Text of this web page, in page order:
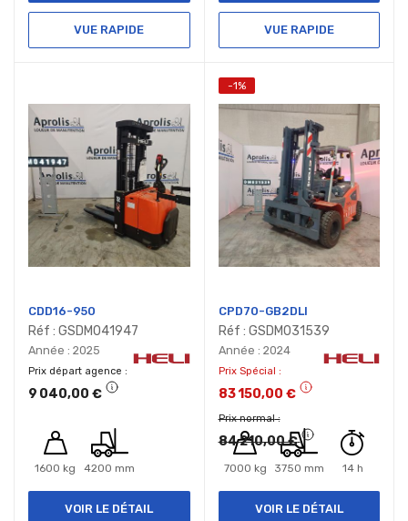
VUE RAPIDE VUE RAPIDE
CDD16-950
Réf : GSDM041947
Année : 2025
Prix départ agence
9 040,00 €
1600 kg 4200 mm
VOIR LE DÉTAIL
-1%
CPD70-GB2DLI
Réf : GSDM031539
Année : 2024
Prix Spécial
83 150,00 €
Prix normal
84 210,00 €
7000 kg 3750 mm 14 h
VOIR LE DÉTAIL